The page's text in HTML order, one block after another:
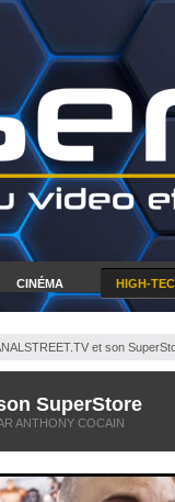
CINÉMA HIGH-
et son
SuperStore
ANTHONY COCAIN